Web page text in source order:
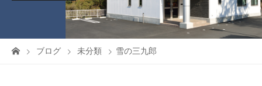
ブログ 未分類 雪の三九郎